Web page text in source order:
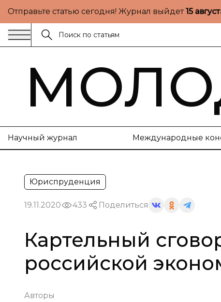
Отправьте статью сегодня! Журнал выйдет15
Научный журнал Международные
Юриспруденция
19.11.2020 433 Поделиться
Картельный
российской
Авторы